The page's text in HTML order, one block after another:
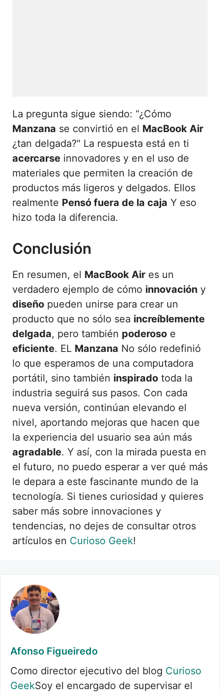
La pregunta sigue siendo: “¿Cómo
Manzana se convirtió en el MacBook Air
¿tan delgada?" La respuesta está en ti
acercarse innovadores y en el uso de
materiales que permiten la creación de
productos más ligeros y delgados. Ellos
realmente Pensó fuera de la caja Y eso
hizo toda la diferencia.
Conclusión
En resumen, el MacBook Air es un
verdadero ejemplo de cómo innovación y
diseño pueden unirse para crear un
producto que no sólo sea increíblemente
delgada, pero también poderoso e
eficiente. EL Manzana No sólo redefinió
lo que esperamos de una computadora
portátil, sino también inspirado toda la
industria seguirá sus pasos. Con cada
nueva versión, continúan elevando el
nivel, aportando mejoras que hacen que
la experiencia del usuario sea aún más
agradable. Y así, con la mirada puesta en
el futuro, no puedo esperar a ver qué más
le depara a este fascinante mundo de la
tecnología. Si tienes curiosidad y quieres
saber más sobre innovaciones y
tendencias, no dejes de consultar otros
artículos en Curioso Geek!
Afonso Figueiredo
Como director ejecutivo del blog Curioso
GeekSoy el encargado de supervisar el